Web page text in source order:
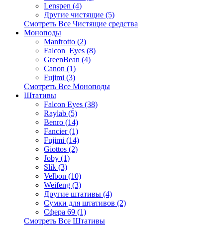
Lenspen (4)
Другие чистящие (5)
Смотреть Все Чистящие средства
Моноподы
Manfrotto (2)
Falcon_Eyes (8)
GreenBean (4)
Canon (1)
Fujimi (3)
Смотреть Все Моноподы
Штативы
Falcon Eyes (38)
Raylab (5)
Benro (14)
Fancier (1)
Fujimi (14)
Giottos (2)
Joby (1)
Slik (3)
Velbon (10)
Weifeng (3)
Другие штативы (4)
Сумки для штативов (2)
Сфера 69 (1)
Смотреть Все Штативы